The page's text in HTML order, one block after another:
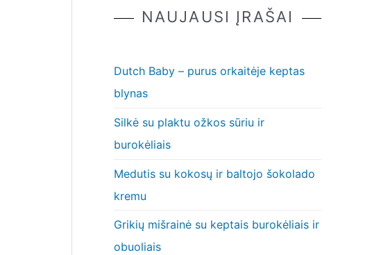
NAUJAUSI ĮRAŠAI
Dutch Baby – purus orkaitėje keptas
blynas
Silkė su plaktu ožkos sūriu ir
burokėliais
Medutis su kokosų ir baltojo šokolado
kremu
Grikių mišrainė su keptais burokėliais ir
obuoliais